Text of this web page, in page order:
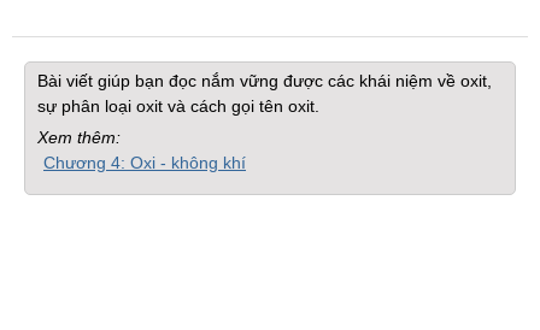
Bài viết giúp bạn đọc nắm vững được các khái niệm về oxit,
sự phân loại oxit và cách gọi tên oxit.
Xem thêm:
Chương 4: Oxi - không khí